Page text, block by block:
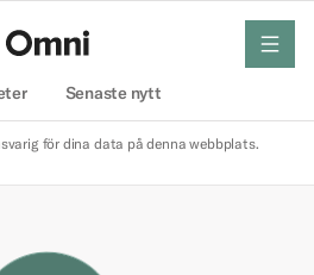
Senaste nytt
meny
för dina data på denna webbplats.